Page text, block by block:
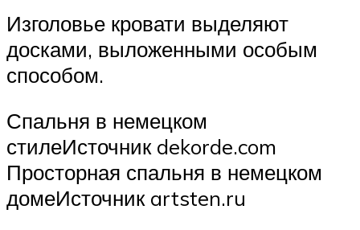
Изголовье кровати выделяют
досками, выложенными особым
способом.
Спальня в немецком
стилеИсточник dekorde.com
Просторная спальня в немецком
домеИсточник artsten.ru